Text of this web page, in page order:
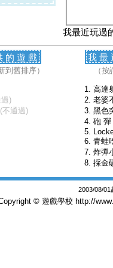
我最近玩過
的遊戲
到舊排序）
)
(不通過)
我最
（
高達
老婆
黑色
砲 彈
青蛙
炸彈
採金
2003/08/01
© 遊戲學校 http://